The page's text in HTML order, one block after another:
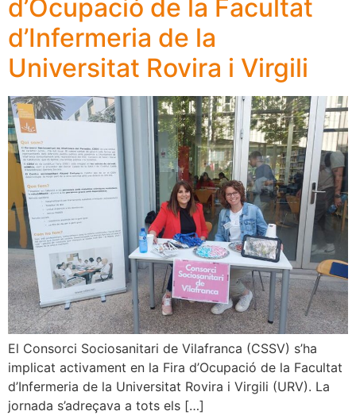
d’Ocupació de la Facultat
d’Infermeria de la
Universitat Rovira i Virgili
El Consorci Sociosanitari de Vilafranca (CSSV) s’ha
implicat activament en la Fira d’Ocupació de la Facultat
d’Infermeria de la Universitat Rovira i Virgili (URV). La
jornada s’adreçava a tots els […]